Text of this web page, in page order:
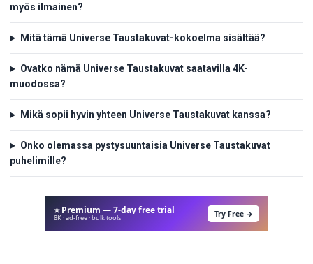
myös ilmainen?
Mitä tämä Universe Taustakuvat-kokoelma sisältää?
Ovatko nämä Universe Taustakuvat saatavilla 4K-
muodossa?
Mikä sopii hyvin yhteen Universe Taustakuvat kanssa?
Onko olemassa pystysuuntaisia Universe Taustakuvat
puhelimille?
⭐ Premium — 7-day free trial
8K · ad-free · bulk tools Try Free →